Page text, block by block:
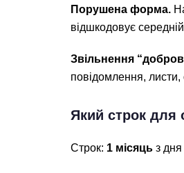
Порушена форма.
відшкодовує
Звільнення
повідомлення, листи,
Який строк для
Строк: 1 місяць з дня